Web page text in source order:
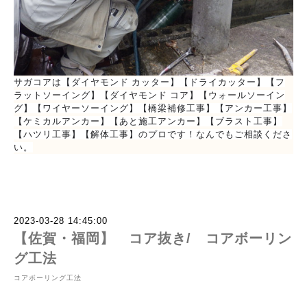
サガコアは【ダイヤモンド カッター】【ドライカッター】【フ
ラットソーイング】【ダイヤモンド コア】【ウォールソーイン
グ】【ワイヤーソーイング】【橋梁補修工事】【アンカー工事】
【ケミカルアンカー】【あと施工アンカー】【ブラスト工事】
【ハツリ工事】【解体工事】のプロです！なんでもご相談くださ
い。
2023-03-28 14:45:00
【佐賀・福岡】 コア抜き/ コアボーリン
グ工法
コアボーリング工法